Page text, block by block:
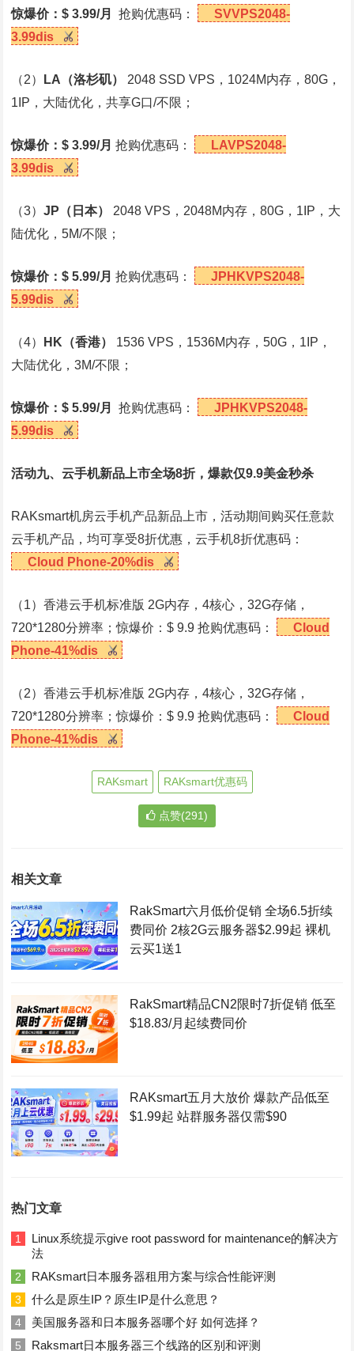
惊爆价：$ 3.99/月 抢购优惠码：
SVVPS2048-
3.99dis
（2） LA （洛杉矶）
2048 SSD VPS，1024M内存，80G，
1IP，大陆优化，共享G口/不限；
惊爆价：$ 3.99/月 抢购优惠码：
LAVPS2048-
3.99dis
（3）JP （日本）
2048 VPS，2048M内存，80G，1IP，大
陆优化，5M/不限；
惊爆价：$ 5.99/月 抢购优惠码：
JPHKVPS2048-
5.99dis
（4） HK （香港）
1536 VPS，1536M内存，50G，1IP，
大陆优化，3M/不限；
惊爆价：$ 5.99/月 抢购优惠码：
JPHKVPS2048-
5.99dis
活动九、云手机新品上市全场8折，爆款仅9.9美金秒杀
RAKsmart机房云手机产品新品上市，活动期间购买任意款
云手机产品，均可享受8折优惠，云手机8折优惠码：
Cloud Phone-20%dis
（1）香港云手机标准版 2G内存，4核心，32G存储，
720*1280分辨率；惊爆价：$ 9.9 抢购优惠码：
Cloud
Phone-41%dis
（2）香港云手机标准版 2G内存，4核心，32G存储，
720*1280分辨率；惊爆价：$ 9.9 抢购优惠码：
Cloud
Phone-41%dis
RAKsmart RAKsmart优惠码
点赞(291)
相关文章
RakSmart六月低价促销 全场6.5折续
费同价 2核2G云服务器$2.99起 裸机
云买1送1
RakSmart精品CN2限时7折促销 低至
$18.83/月起续费同价
RAKsmart五月大放价 爆款产品低至
$1.99起 站群服务器仅需$90
热门文章
1
Linux系统提示give root password for maintenance的解决方
法
2 RAKsmart日本服务器租用方案与综合性能评测
3 什么是原生IP？原生IP是什么意思？
4 美国服务器和日本服务器哪个好 如何选择？
5 Raksmart日本服务器三个线路的区别和评测